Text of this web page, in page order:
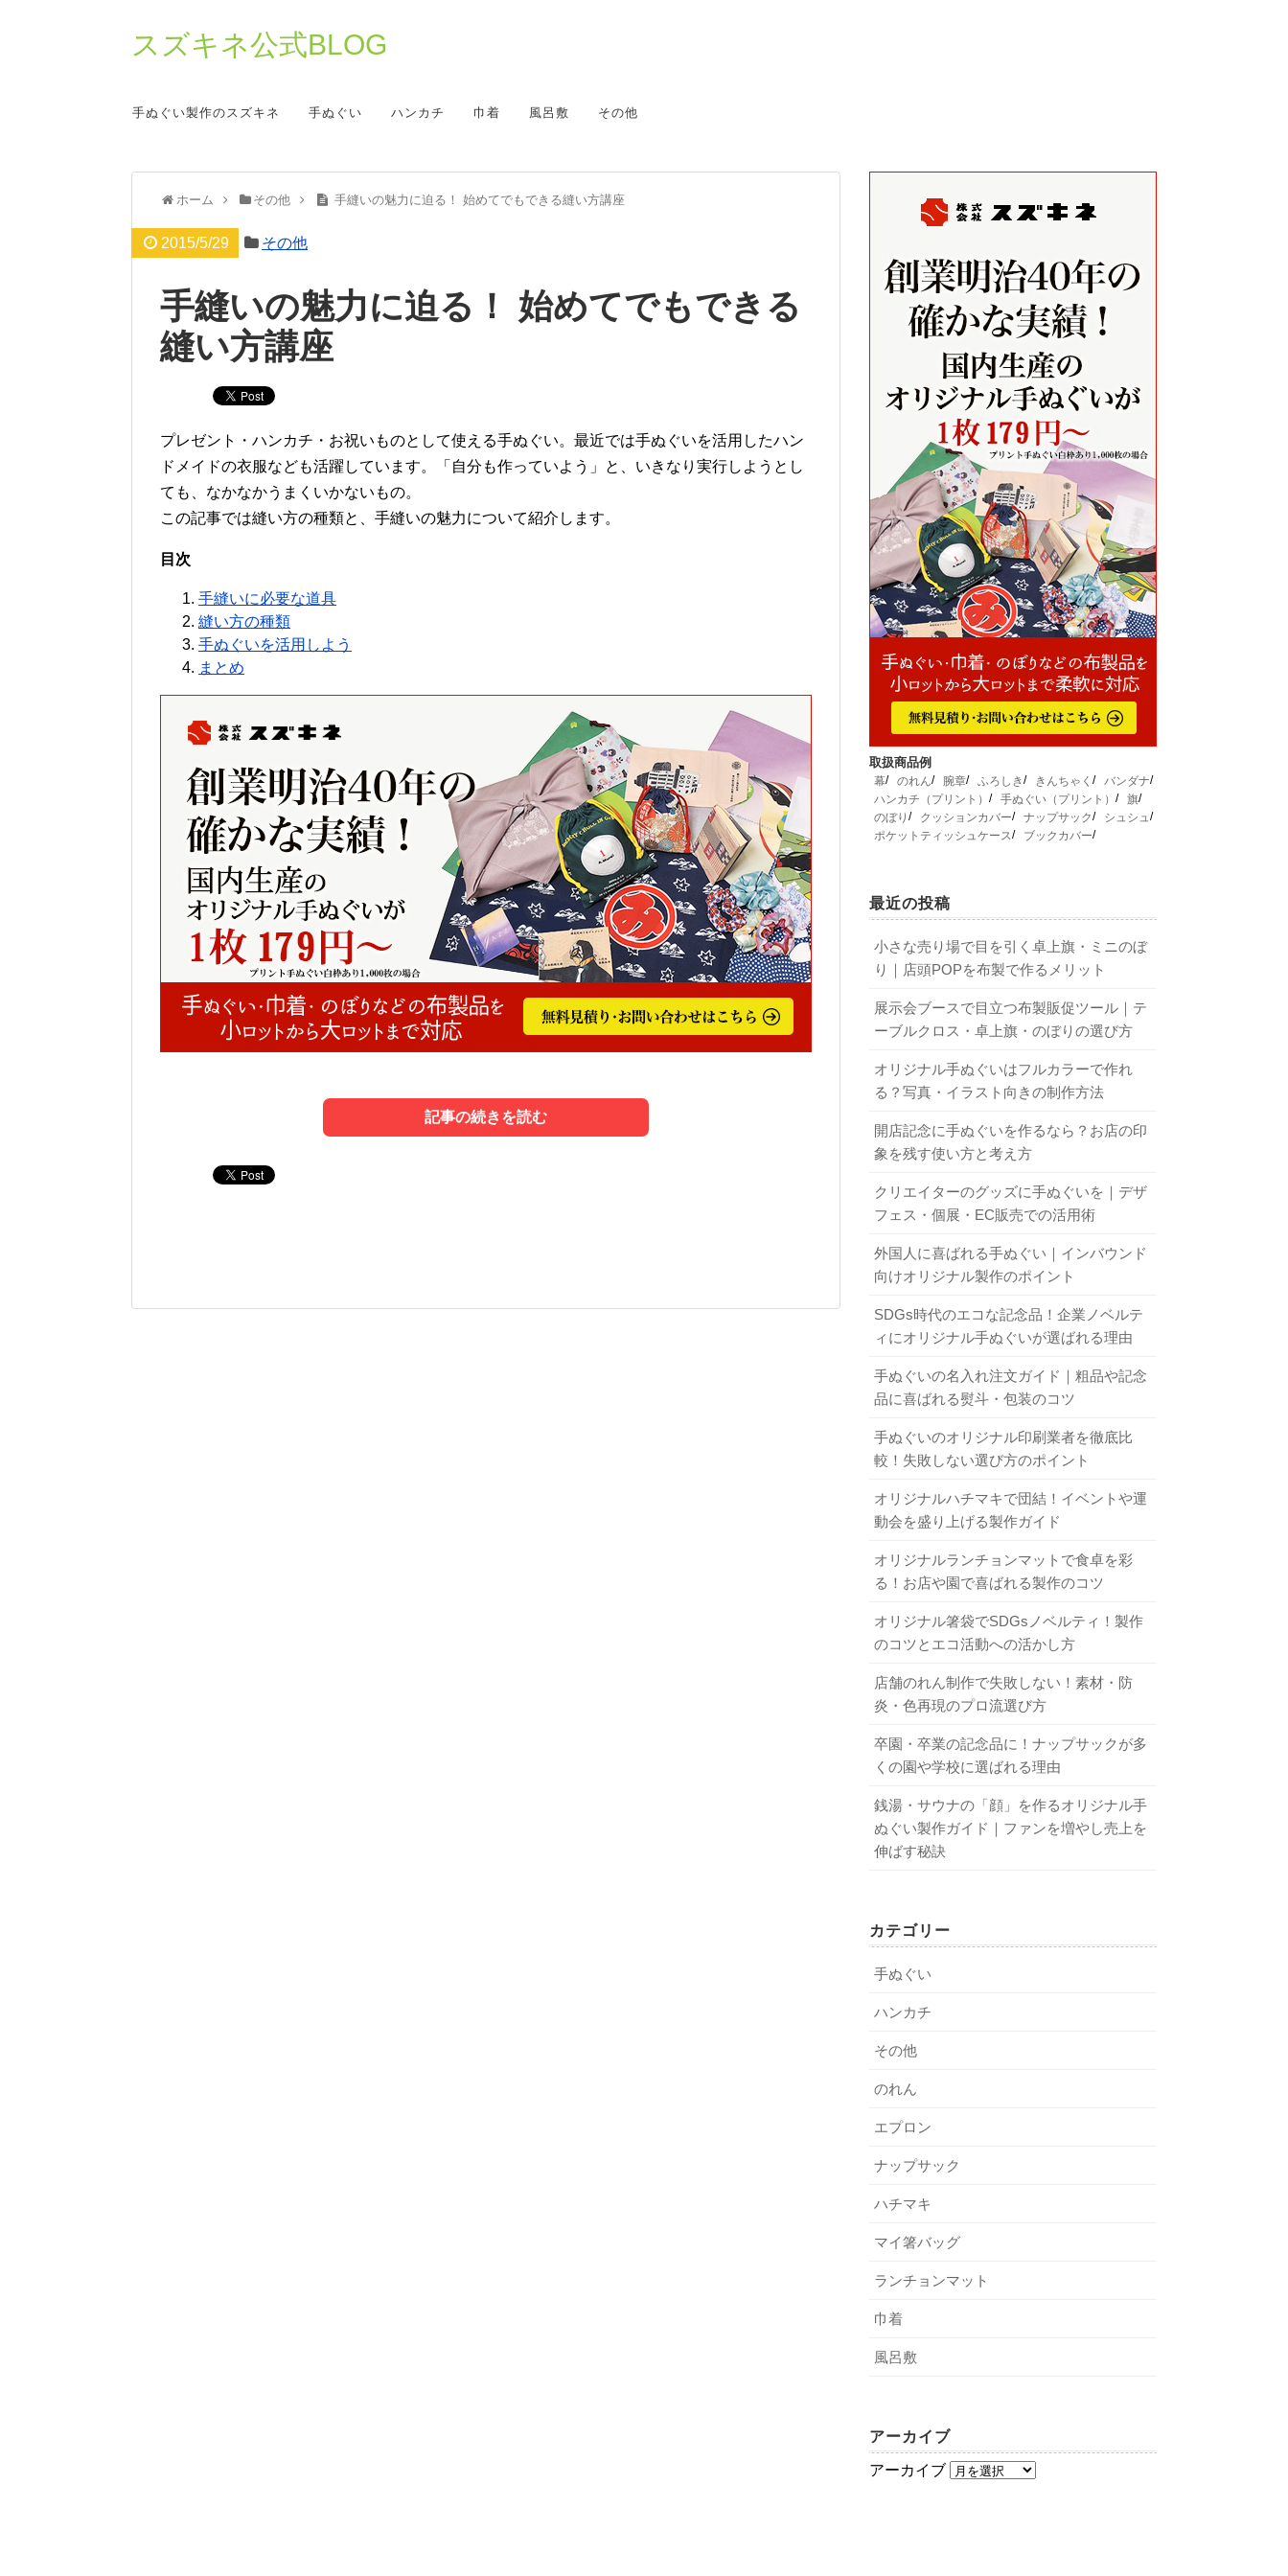
スズキネ公式BLOG
手ぬぐい製作のスズキネ 手ぬぐい ハンカチ 巾着 風呂敷 その他
ホーム その他 手縫いの魅力に迫る！ 始めてでもできる縫い方講座
2015/5/29 その他
手縫いの魅力に迫る！ 始めてでもできる
縫い方講座
プレゼント・ハンカチ・お祝いものとして使える手ぬぐい。最近では手ぬぐいを活用したハン
ドメイドの衣服なども活躍しています。「自分も作っていよう」と、いきなり実行しようとし
ても、なかなかうまくいかないもの。
この記事では縫い方の種類と、手縫いの魅力について紹介します。
目次
手縫いに必要な道具
縫い方の種類
手ぬぐいを活用しよう
まとめ
記事の続きを読む
取扱商品例
幕 のれん 腕章 ふろしき きんちゃく
バンダナ
ハンカチ（プリント）
手ぬぐい（プリント）
旗
のぼり
クッションカバー ナップサック
シュシュ
ポケットティッシュケース
ブックカバー
最近の投稿
小さな売り場で目を引く卓上旗・ミニのぼ
り｜店頭POPを布製で作るメリット
展示会ブースで目立つ布製販促ツール｜テ
ーブルクロス・卓上旗・のぼりの選び方
オリジナル手ぬぐいはフルカラーで作れ
る？写真・イラスト向きの制作方法
開店記念に手ぬぐいを作るなら？お店の印
象を残す使い方と考え方
クリエイターのグッズに手ぬぐいを｜デザ
フェス・個展・EC販売での活用術
外国人に喜ばれる手ぬぐい｜インバウンド
向けオリジナル製作のポイント
SDGs時代のエコな記念品！企業ノベルテ
ィにオリジナル手ぬぐいが選ばれる理由
手ぬぐいの名入れ注文ガイド｜粗品や記念
品に喜ばれる熨斗・包装のコツ
手ぬぐいのオリジナル印刷業者を徹底比
較！失敗しない選び方のポイント
オリジナルハチマキで団結！イベントや運
動会を盛り上げる製作ガイド
オリジナルランチョンマットで食卓を彩
る！お店や園で喜ばれる製作のコツ
オリジナル箸袋でSDGsノベルティ！製作
のコツとエコ活動への活かし方
店舗のれん制作で失敗しない！素材・防
炎・色再現のプロ流選び方
卒園・卒業の記念品に！ナップサックが多
くの園や学校に選ばれる理由
銭湯・サウナの「顔」を作るオリジナル手
ぬぐい製作ガイド｜ファンを増やし売上を
伸ばす秘訣
カテゴリー
手ぬぐい
ハンカチ
その他
のれん
エプロン
ナップサック
ハチマキ
マイ箸バッグ
ランチョンマット
巾着
風呂敷
アーカイブ
アーカイブ